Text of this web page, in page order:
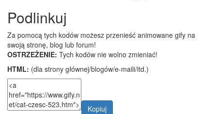
Podlinkuj
Za pomocą tych kodów możesz przenieść animowane gify na
swoją stronę, blog lub forum!
OSTRZEŻENIE: Tych kodów nie wolno zmieniać!
HTML: (dla strony głównej/blogów/e-maili/itd.)
Kopiuj